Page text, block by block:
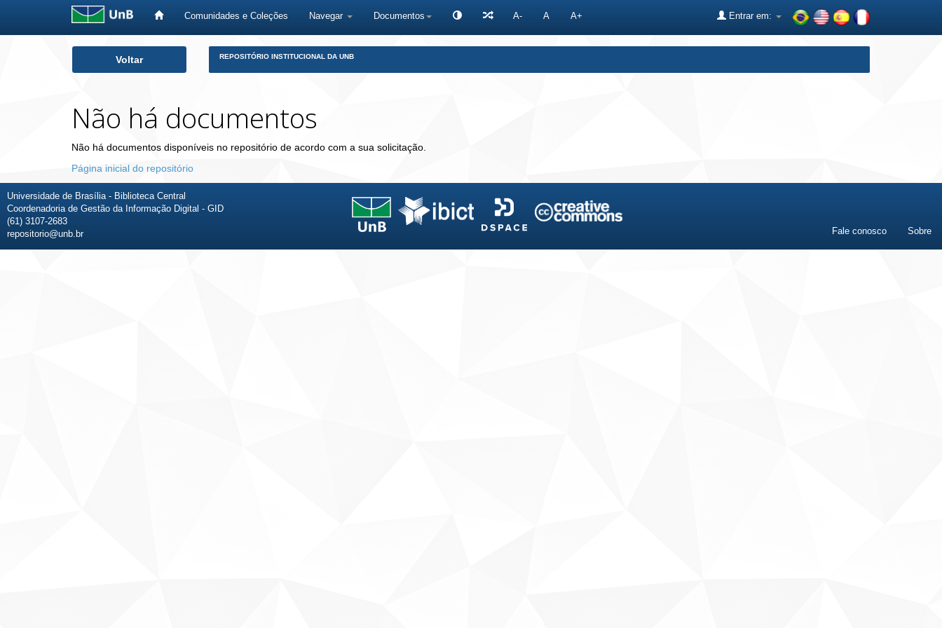
Comunidades e Coleções Navegar Documentos A- A A+ Entrar em:
Voltar REPOSITÓRIO INSTITUCIONAL DA UNB
Não há documentos
Não há documentos disponíveis no repositório de acordo com a sua solicitação.
Página inicial do repositório
Universidade de Brasília - Biblioteca Central
Coordenadoria de Gestão da Informação Digital - GID
(61) 3107-2683
repositorio@unb.br
Fale conosco Sobre